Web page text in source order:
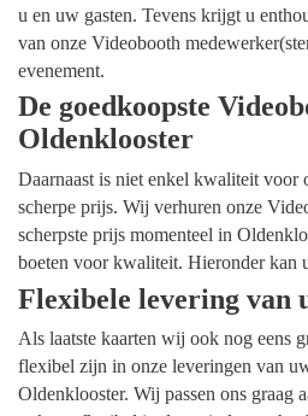
u en uw gasten. Tevens krijgt u
van onze Videobooth
evenement.
De goedkoopste
Oldenklooster
Daarnaast is niet enkel kwaliteit voor
scherpe prijs. Wij verhuren onze
scherpste prijs momenteel in
boeten voor kwaliteit. Hieronder kan
Flexibele levering van
Als laatste kaarten wij ook nog eens
flexibel zijn in onze leveringen van
Oldenklooster. Wij passen ons graag